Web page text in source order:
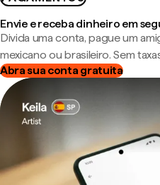
Envie e receba dinheiro em
Divida uma conta, pague um
mexicano ou brasileiro. Sem
Abra sua conta gratuita